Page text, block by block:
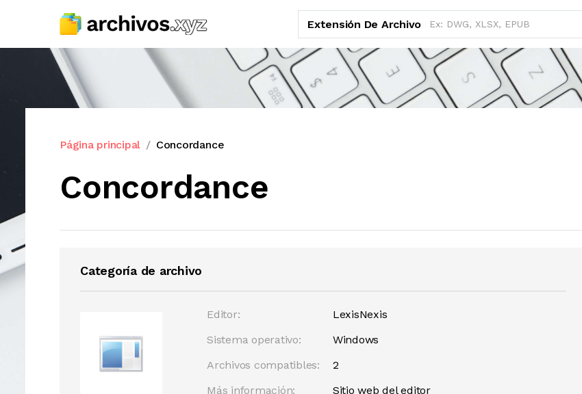
Extensión De Archivo
Página principal Concordance
Concordance
Categoría de archivo
Editor:
LexisNexis
Sistema operativo:
Windows
Archivos compatibles:
2
Más información:
Sitio web del editor